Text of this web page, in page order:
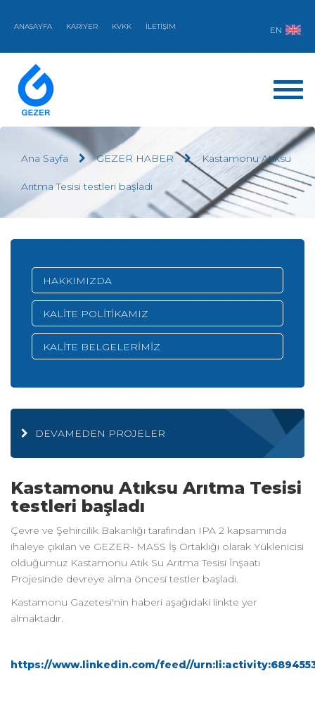
ANASAYFA KARİYER KVKK İLETİŞİM EN
Ana Sayfa GEZER HABER Kastamonu Atıksu
Arıtma Tesisi testleri başladı
HAKKIMIZDA
KALİTE POLİTİKAMIZ
KALİTE BELGELERİMİZ
DEVAMEDEN PROJELER
Kastamonu Atıksu Arıtma Tesisi
testleri başladı
Çevre ve Şehircilik Bakanlığı tarafından IPA 2 kapsamında
ihaleye çıkılan ve GEZER- MASS İş Ortaklığı olarak Yüklenicisi
olduğumuz Kastamonu Atık Su Arıtma Tesisi İnşaatı
Projesinde devreye alma öncesi testler başladı.
Kastamonu Gazetesi'nin haberi aşağıdaki linkte yer
almaktadır.
https://www.linkedin.com/feed//